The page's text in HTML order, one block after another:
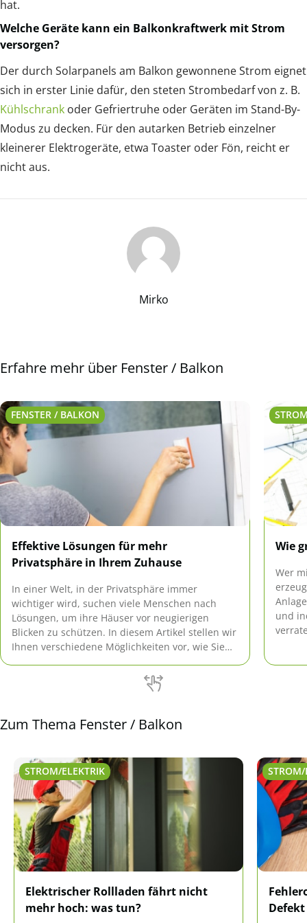
hat.
Welche Geräte kann ein Balkonkraftwerk mit Strom
versorgen?
Der durch Solarpanels am Balkon gewonnene Strom eignet
sich in erster Linie dafür, den steten Strombedarf von z. B.
Kühlschrank oder Gefriertruhe oder Geräten im Stand-By-
Modus zu decken. Für den autarken Betrieb einzelner
kleinerer Elektrogeräte, etwa Toaster oder Fön, reicht er
nicht aus.
Mirko
Erfahre mehr über Fenster / Balkon
FENSTER / BALKON
Effektive Lösungen für mehr
Privatsphäre in Ihrem Zuhause
In einer Welt, in der Privatsphäre immer
wichtiger wird, suchen viele Menschen nach
Lösungen, um ihre Häuser vor neugierigen
Blicken zu schützen. In diesem Artikel stellen wir
Ihnen verschiedene Möglichkeiten vor, wie Sie
Dabei konzentrieren wir uns auf eine Vielzahl
von Methoden, die Ihnen nicht nur Sicherheit,
Wie
Wer
und
Zum Thema Fenster / Balkon
STROM/ELEKTRIK
Elektrischer Rollladen fährt nicht
mehr hoch: was tun?
STROM/